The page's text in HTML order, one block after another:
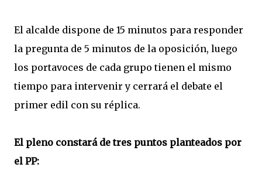
El alcalde dispone de 15 minutos para responder
la pregunta de 5 minutos de la oposición, luego
los portavoces de cada grupo tienen el mismo
tiempo para intervenir y cerrará el debate el
primer edil con su réplica.
El pleno constará de tres puntos planteados por
el PP: